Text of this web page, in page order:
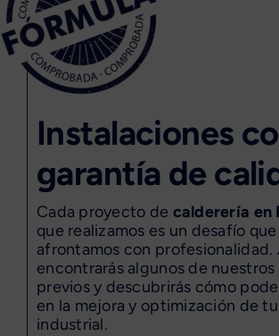
Instalaciones
garantía de
Cada proyecto de calderería en
que realizamos es un desafío que
afrontamos con profesionalidad.
encontrarás algunos de
previos y descubrirás cómo
en la mejora y optimización de
industrial.